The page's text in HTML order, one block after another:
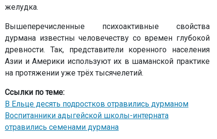
желудка.
Вышеперечисленные психоактивные свойства
дурмана известны человечеству со времен глубокой
древности. Так, представители коренного населения
Азии и Америки используют их в шаманской практике
на протяжении уже трёх тысячелетий.
Ссылки по теме:
В Ельце десять подростков отравились дурманом
Воспитанники адыгейской школы-интерната
отравились семенами дурмана